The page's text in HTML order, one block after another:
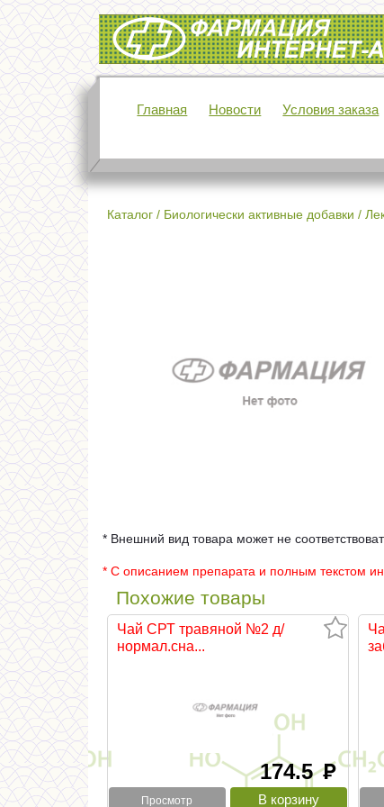
Интернет-аптека Фармация
Главная Новости Условия заказа
Каталог / Биологически активные добавки /
* Внешний вид товара может не
* С описанием препарата и полным текстом
Похожие товары
Чай СРТ травяной №2 д/
нормал.сна...
174.5руб
Просмотр